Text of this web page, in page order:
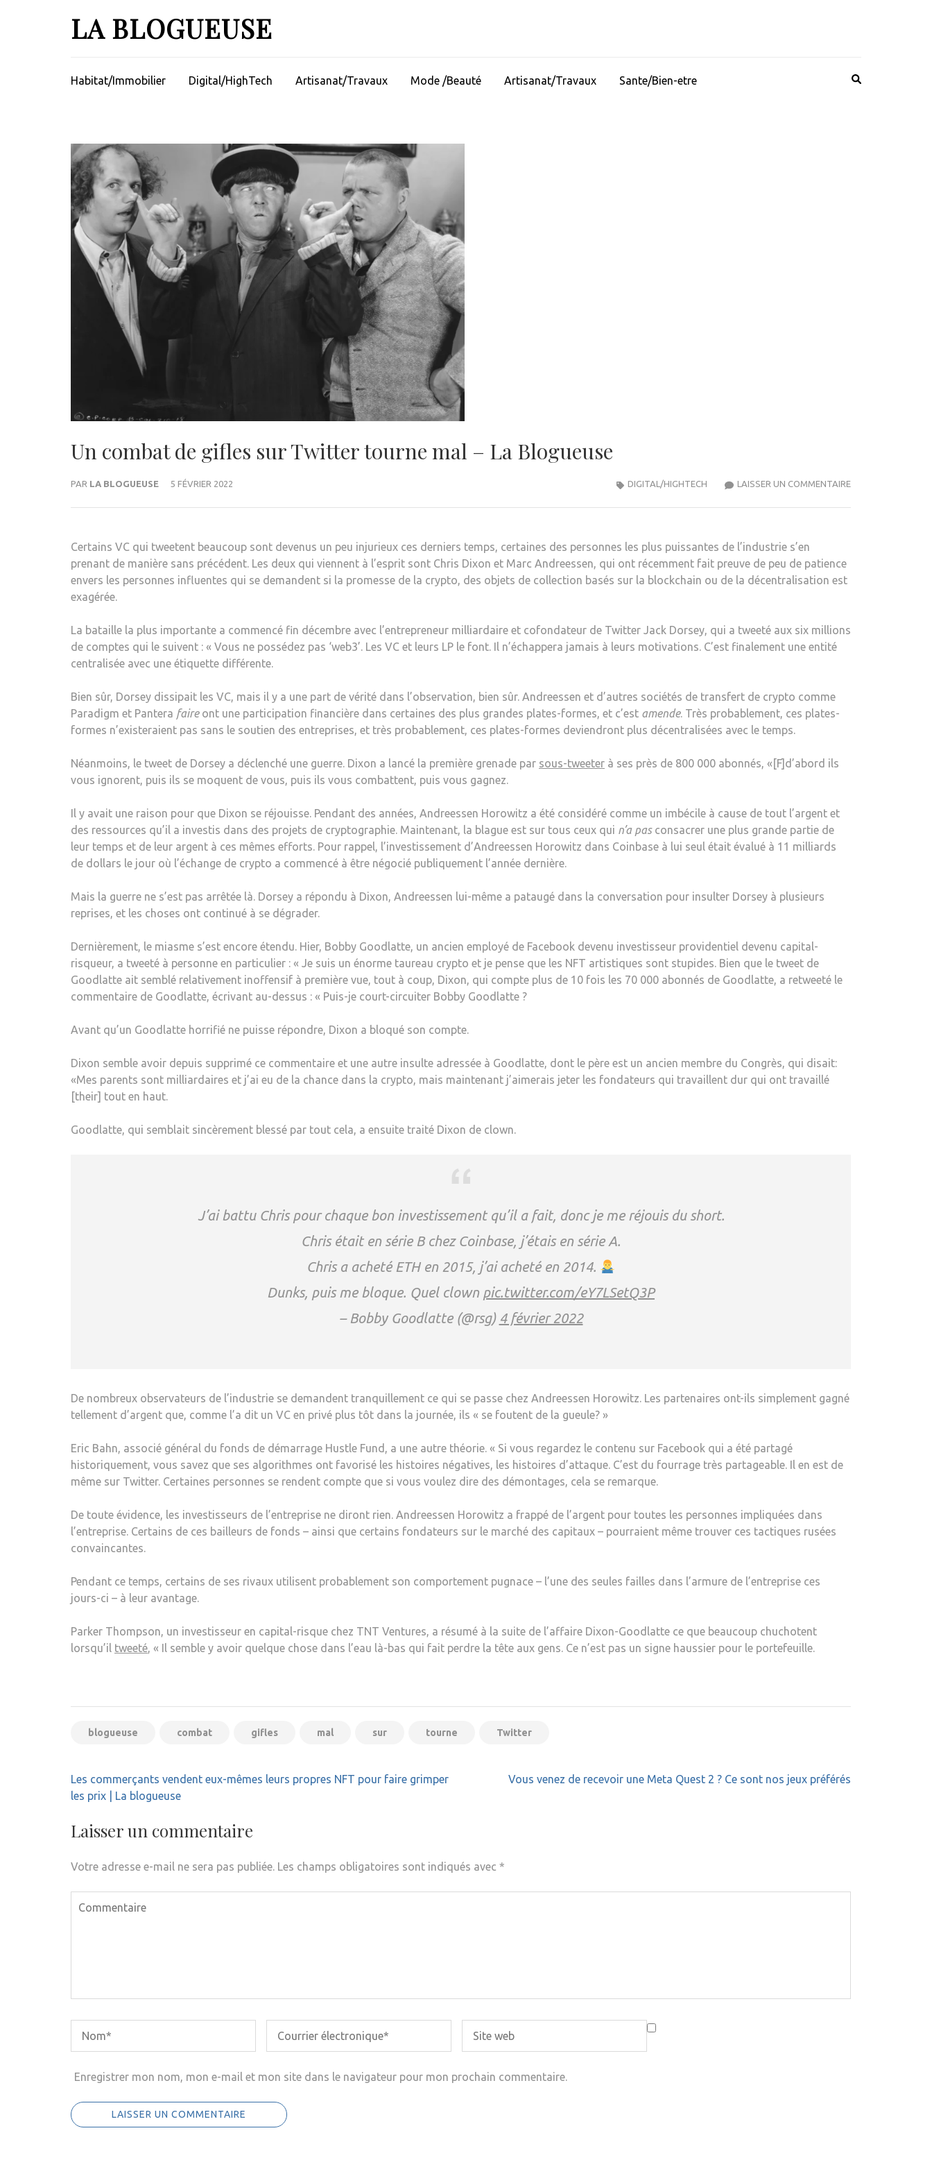
LA BLOGUEUSE
Habitat/Immobilier Digital/HighTech Artisanat/Travaux Mode /Beauté Artisanat/Travaux Sante/Bien-etre
Un combat de gifles sur Twitter tourne mal – La Blogueuse
PAR LA BLOGUEUSE 5 FÉVRIER 2022 LAISSER UN COMMENTAIREUN
DIGITAL/HIGHTECH
Certains VC qui tweetent beaucoup sont devenus un peu injurieux ces derniers temps, certaines des personnes les plus puissantes de l’industrie s’en
prenant de manière sans précédent. Les deux qui viennent à l’esprit sont Chris Dixon et Marc Andreessen, qui ont récemment fait preuve de peu de patience
envers les personnes influentes qui se demandent si la promesse de la crypto, des objets de collection basés sur la blockchain ou de la décentralisation est
exagérée.
La bataille la plus importante a commencé fin décembre avec l’entrepreneur milliardaire et cofondateur de Twitter Jack Dorsey, qui a tweeté aux six millions
de comptes qui le suivent : « Vous ne possédez pas ‘web3’. Les VC et leurs LP le font. Il n’échappera jamais à leurs motivations. C’est finalement une entité
centralisée avec une étiquette différente.
Bien sûr, Dorsey dissipait les VC, mais il y a une part de vérité dans l’observation, bien sûr. Andreessen et d’autres sociétés de transfert de crypto comme
Paradigm et Pantera faireont une participation financière dans certaines des plus grandes plates-formes, et c’est amende. Très probablement, ces plates-
formes n’existeraient pas sans le soutien des entreprises, et très probablement, ces plates-formes deviendront plus décentralisées avec le temps.
Néanmoins, le tweet de Dorsey a déclenché une guerre. Dixon a lancé la première grenade par sous-tweeter à ses près de 800 000 abonnés, «[F]d’abord ils
vous ignorent, puis ils se moquent de vous, puis ils vous combattent, puis vous gagnez.
Il y avait une raison pour que Dixon se réjouisse. Pendant des années, Andreessen Horowitz a été considéré comme un imbécile à cause de tout l’argent et
des ressources qu’il a investis dans des projets de cryptographie. Maintenant, la blague est sur tous ceux qui n’a pas consacrer une plus grande partie de
leur temps et de leur argent à ces mêmes efforts. Pour rappel, l’investissement d’Andreessen Horowitz dans Coinbase à lui seul était évalué à 11 milliards
de dollars le jour où l’échange de crypto a commencé à être négocié publiquement l’année dernière.
Mais la guerre ne s’est pas arrêtée là. Dorsey a répondu à Dixon, Andreessen lui-même a pataugé dans la conversation pour insulter Dorsey à plusieurs
reprises, et les choses ont continué à se dégrader.
Dernièrement, le miasme s’est encore étendu. Hier, Bobby Goodlatte, un ancien employé de Facebook devenu investisseur providentiel devenu capital-
risqueur, a tweeté à personne en particulier : « Je suis un énorme taureau crypto et je pense que les NFT artistiques sont stupides. Bien que le tweet de
Goodlatte ait semblé relativement inoffensif à première vue, tout à coup, Dixon, qui compte plus de 10 fois les 70 000 abonnés de Goodlatte, a retweeté le
commentaire de Goodlatte, écrivant au-dessus : « Puis-je court-circuiter Bobby Goodlatte ?
Avant qu’un Goodlatte horrifié ne puisse répondre, Dixon a bloqué son compte.
Dixon semble avoir depuis supprimé ce commentaire et une autre insulte adressée à Goodlatte, dont le père est un ancien membre du Congrès, qui disait:
«Mes parents sont milliardaires et j’ai eu de la chance dans la crypto, mais maintenant j’aimerais jeter les fondateurs qui travaillent dur qui ont travaillé
[their] tout en haut.
Goodlatte, qui semblait sincèrement blessé par tout cela, a ensuite traité Dixon de clown.
J’ai battu Chris pour chaque bon investissement qu’il a fait, donc je me réjouis du short.
Chris était en série B chez Coinbase, j’étais en série A.
Chris a acheté ETH en 2015, j’ai acheté en 2014.
Dunks, puis me bloque. Quel clown pic.twitter.com/eY7LSetQ3P
– Bobby Goodlatte (@rsg) 4 février 2022
De nombreux observateurs de l’industrie se demandent tranquillement ce qui se passe chez Andreessen Horowitz. Les partenaires ont-ils simplement gagné
tellement d’argent que, comme l’a dit un VC en privé plus tôt dans la journée, ils « se foutent de la gueule? »
Eric Bahn, associé général du fonds de démarrage Hustle Fund, a une autre théorie. « Si vous regardez le contenu sur Facebook qui a été partagé
historiquement, vous savez que ses algorithmes ont favorisé les histoires négatives, les histoires d’attaque. C’est du fourrage très partageable. Il en est de
même sur Twitter. Certaines personnes se rendent compte que si vous voulez dire des démontages, cela se remarque.
De toute évidence, les investisseurs de l’entreprise ne diront rien. Andreessen Horowitz a frappé de l’argent pour toutes les personnes impliquées dans
l’entreprise. Certains de ces bailleurs de fonds – ainsi que certains fondateurs sur le marché des capitaux – pourraient même trouver ces tactiques rusées
convaincantes.
Pendant ce temps, certains de ses rivaux utilisent probablement son comportement pugnace – l’une des seules failles dans l’armure de l’entreprise ces
jours-ci – à leur avantage.
Parker Thompson, un investisseur en capital-risque chez TNT Ventures, a résumé à la suite de l’affaire Dixon-Goodlatte ce que beaucoup chuchotent
lorsqu’il tweeté, « Il semble y avoir quelque chose dans l’eau là-bas qui fait perdre la tête aux gens. Ce n’est pas un signe haussier pour le portefeuille.
blogueuse combat gifles mal sur tourne Twitter
Navigation
de
Les commerçants vendent eux-mêmes leurs propres NFT pour faire grimper
les prix | La blogueuse
Vous venez de recevoir une Meta Quest 2 ? Ce sont nos jeux préférés
Laisser un commentaire
Votre adresse e-mail ne sera pas publiée. Les champs obligatoires sont indiqués avec *
Enregistrer mon nom, mon e-mail et mon site dans le navigateur pour mon prochain commentaire.